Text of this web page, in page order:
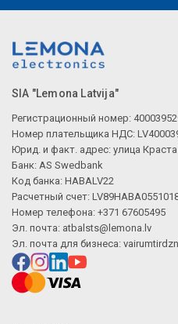
SIA "Lemona Latvija"
Регистрационный номер:
Номер плательщика НДС:
Юрид. и факт. адрес: улица Краста
Банк: AS Swedbank
Код банка: HABALV22
Расчетный счет:
Номер телефона: +371 67605495
Эл. почта: atbalsts@lemona.lv
Эл. почта для бизнеса: